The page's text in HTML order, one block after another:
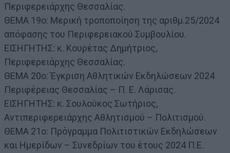
Περιφερειάρχης Θεσσαλίας.
ΘΕΜΑ 19ο: Μερική τροποποίηση της αριθμ.25/2024
απόφασης του Περιφερειακού Συμβουλίου.
ΕΙΣΗΓΗΤΗΣ: κ. Κουρέτας Δημήτριος,
Περιφερειάρχης Θεσσαλίας.
ΘΕΜΑ 20ο: Έγκριση Αθλητικών Εκδηλώσεων 2024
Περιφέρειας Θεσσαλίας – Π. Ε. Λάρισας.
ΕΙΣΗΓΗΤΗΣ: κ. Σουλούκος Σωτήριος,
Αντιπεριφερειάρχης Αθλητισμού – Πολιτισμού.
ΘΕΜΑ 21ο: Πρόγραμμα Πολιτιστικών Εκδηλώσεων
και Ημερίδων – Συνεδρίων του έτους 2024 Π.Ε.